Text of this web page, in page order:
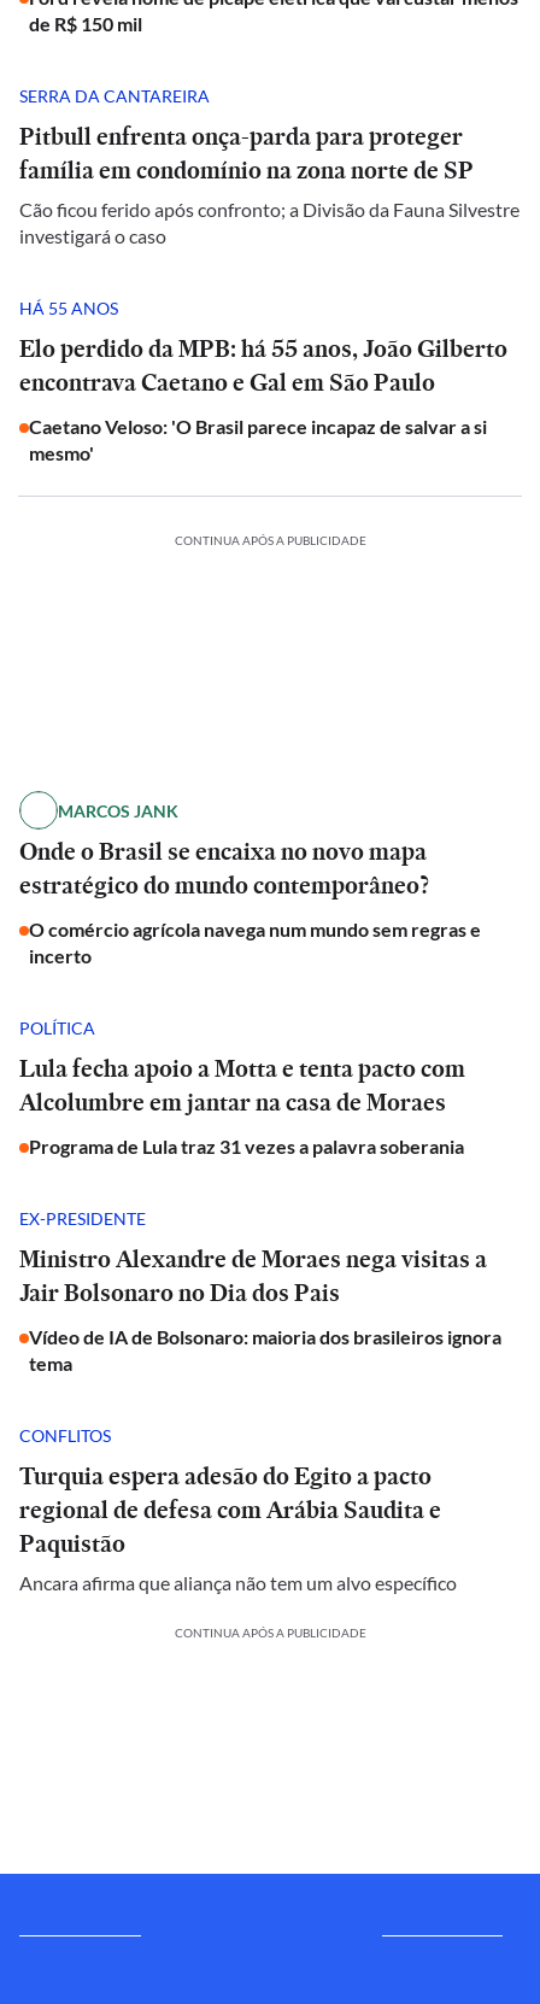
de R$ 150 mil
SERRA DA CANTAREIRA
Pitbull enfrenta onça-parda para proteger
família em condomínio na zona norte de SP
Cão ficou ferido após confronto; a Divisão da Fauna Silvestre
investigará o caso
HÁ 55 ANOS
Elo perdido da MPB: há 55 anos, João Gilberto
encontrava Caetano e Gal em São Paulo
Caetano Veloso: 'O Brasil parece incapaz de salvar a si
mesmo'
CONTINUA APÓS A PUBLICIDADE
MARCOS JANK
Onde o Brasil se encaixa no novo mapa
estratégico do mundo contemporâneo?
O comércio agrícola navega num mundo sem regras e
incerto
POLÍTICA
Lula fecha apoio a Motta e tenta pacto com
Alcolumbre em jantar na casa de Moraes
Programa de Lula traz 31 vezes a palavra soberania
EX-PRESIDENTE
Ministro Alexandre de Moraes nega visitas a
Jair Bolsonaro no Dia dos Pais
Vídeo de IA de Bolsonaro: maioria dos brasileiros ignora
tema
CONFLITOS
Turquia espera adesão do Egito a pacto
regional de defesa com Arábia Saudita e
Paquistão
Ancara afirma que aliança não tem um alvo específico
CONTINUA APÓS A PUBLICIDADE